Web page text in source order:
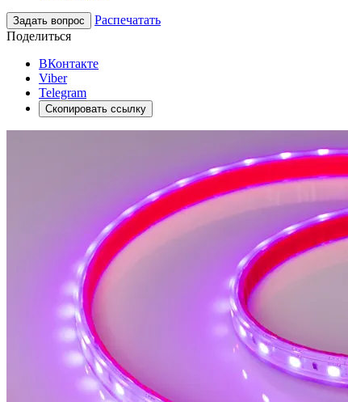
Задать вопрос
Распечатать
Поделиться
ВКонтакте
Viber
Telegram
Скопировать ссылку